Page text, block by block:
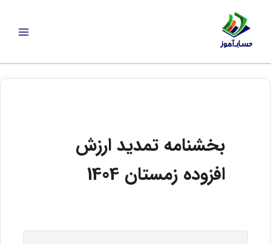
بخشنامه تمدید ارزش
افزوده زمستان 1404